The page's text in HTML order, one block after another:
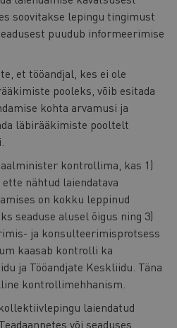
soovitakse lepingu tingimust
puudub informeerimise
et tööandjal, kes ei ole
pooleks, võib esitada
kohta arvamusi ja
läbirääkimiste pooltelt
kontrollima, kas 1)
nähtud laiendatava
on kokku leppinud
seaduse alusel õigus ning 3)
ja konsulteerimisprotsess
kaasab kontrolli ka
ja Tööandjate Keskliidu. Täna
kontrollimehhanism.
laiendatud
või seaduses